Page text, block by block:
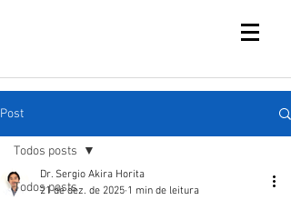
Post
Todos posts
Todos posts
Dr. Sergio Akira Horita
21 de dez. de 2025 1 min de leitura